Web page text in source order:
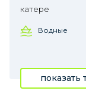
катере
Водные
показать